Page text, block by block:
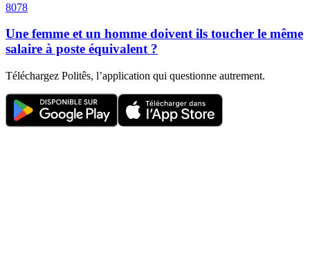
8078
Une femme et un homme doivent ils toucher le même
salaire à poste équivalent ?
Téléchargez Politês, l’application qui questionne autrement.